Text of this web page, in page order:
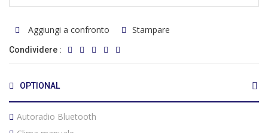
Aggiungi a confronto Stampare
Condividere :
OPTIONAL
Autoradio Bluetooth